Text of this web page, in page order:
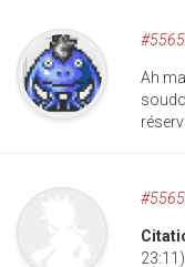
Ah
23:11)